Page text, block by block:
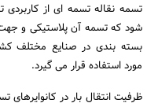
تسمه نقاله تسمه‌ ای از
شود که تسمه آن پلاستیکی و جهت
بسته بندی در صنایع مختلف
مورد استفاده قرار می گیرد.
ظرفیت انتقال بار در کانوایرهای